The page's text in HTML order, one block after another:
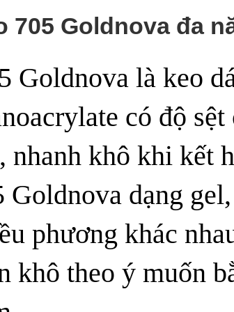
705 Goldnova đa
Goldnova là keo
có độ
nhanh khô khi kết
Goldnova dạng
phương khác
khô theo ý muốn